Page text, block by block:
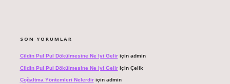
SON YORUMLAR
Cildin Pul Pul Dökülmesine Ne Iyi Geliriçin admin
Cildin Pul Pul Dökülmesine Ne Iyi Geliriçin Çelik
Çoğaltma Yöntemleri Nelerdiriçin admin